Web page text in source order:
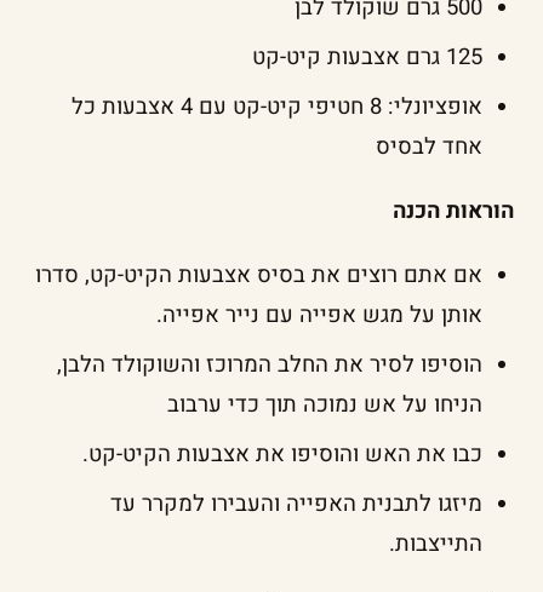
500 גרם שוקולד לבן
125 גרם אצבעות קיט-קט
אופציונלי: 8 חטיפי קיט-קט עם 4 אצבעות כל
אחד לבסיס
הוראות הכנה
אם אתם רוצים את בסיס אצבעות הקיט-קט, סדרו
אותן על מגש אפייה עם נייר אפייה.
הוסיפו לסיר את החלב המרוכז והשוקולד הלבן,
הניחו על אש נמוכה תוך כדי ערבוב
כבו את האש והוסיפו את אצבעות הקיט-קט.
מיזגו לתבנית האפייה והעבירו למקרר עד
התייצבות.